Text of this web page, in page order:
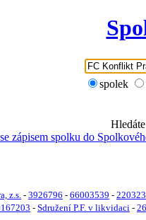
spolek
z.s.- 3926796 - 66003539 -
- Sdružení P.F. v likvidaci -